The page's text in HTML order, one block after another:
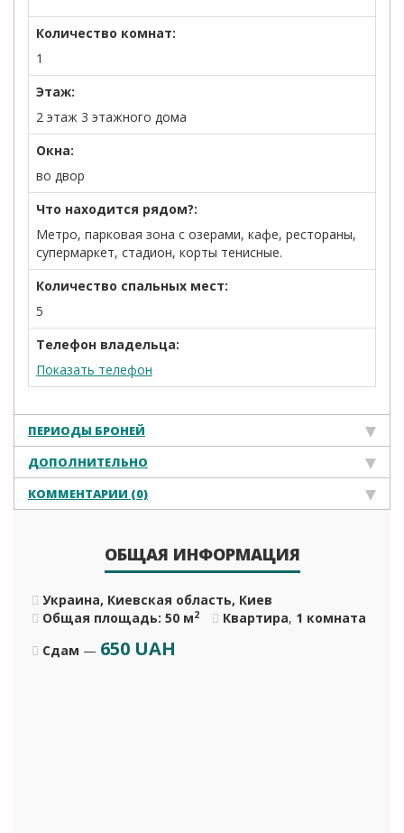
Количество комнат:
1
Этаж:
2 этаж 3 этажного дома
Окна:
во двор
Что находится рядом?:
Метро, парковая зона с озерами, кафе, рестораны,
супермаркет, стадион, корты тенисные.
Количество спальных мест:
5
Телефон владельца:
Показать телефон
ПЕРИОДЫ БРОНЕЙ
ДОПОЛНИТЕЛЬНО
КОММЕНТАРИИ (0)
ОБЩАЯ ИНФОРМАЦИЯ
Украина, Киевская область, Киев
Общая площадь: 50 м2 Квартира, 1 комната
Сдам — 650 UAH